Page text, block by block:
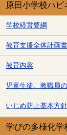
原田小学校ハ
学校経営要綱
教育支援全体計画書
教育内容
児童生徒、教職員
いじめ防止基本方針
学びの多様化学